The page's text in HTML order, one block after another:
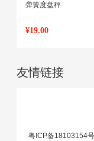
弹簧度盘秤
¥19.00
友情链接
粤ICP备18103154